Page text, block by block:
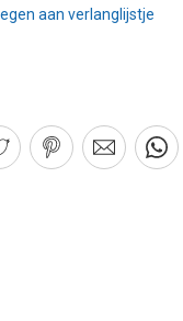
aan verlanglijstje